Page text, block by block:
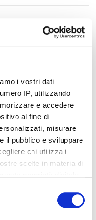
i vostri dati
IP, utilizzando
e accedere
al fine di
misurare
il pubblico e sviluppare
chi utilizza i
scelte in materia di
in qualsiasi
cookie o facendo clic
-42%